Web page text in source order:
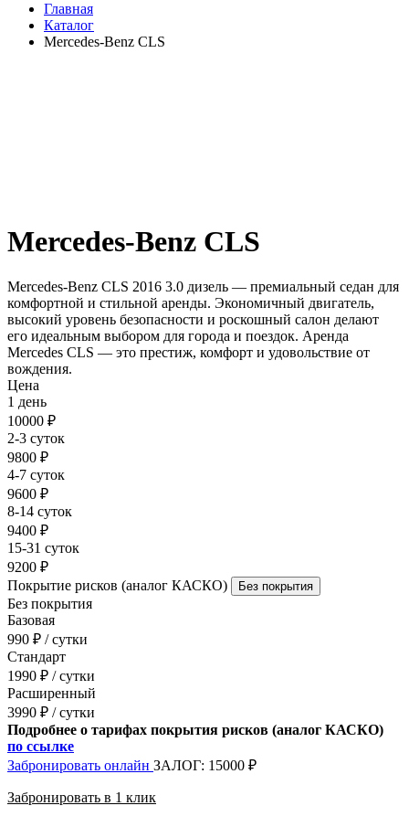
Главная
Каталог
Mercedes-Benz CLS
Mercedes-Benz CLS
Mercedes-Benz CLS 2016 3.0 дизель — премиальный седан для
комфортной и стильной аренды. Экономичный двигатель,
высокий уровень безопасности и роскошный салон делают
его идеальным выбором для города и поездок. Аренда
Mercedes CLS — это престиж, комфорт и удовольствие от
вождения.
Цена
1 день
10000 ₽
2-3 суток
9800 ₽
4-7 суток
9600 ₽
8-14 суток
9400 ₽
15-31 суток
9200 ₽
Покрытие рисков (аналог КАСКО)
Без покрытия
Без покрытия
Базовая
990 ₽ / сутки
Стандарт
1990 ₽ / сутки
Расширенный
3990 ₽ / сутки
Подробнее о тарифах покрытия рисков (аналог КАСКО)
по ссылке
Забронировать онлайн ЗАЛОГ: 15000 ₽
Забронировать в 1 клик